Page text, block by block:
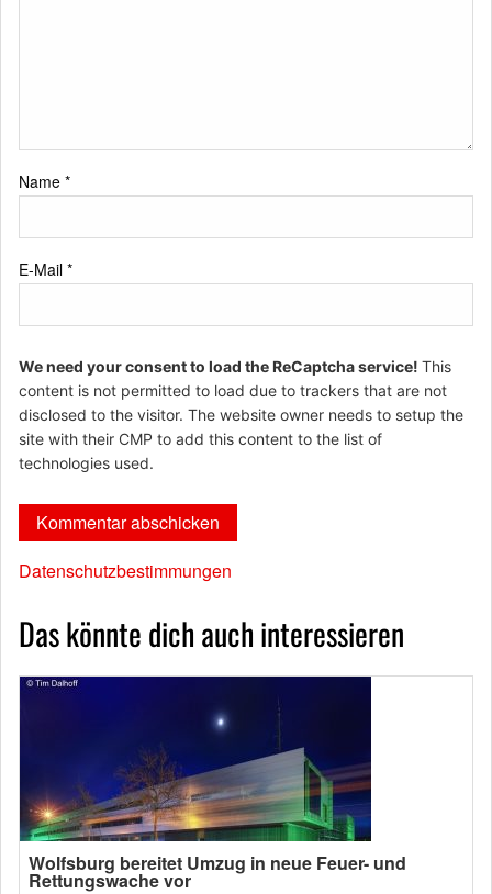
Name *
E-Mail *
We need your consent to load the ReCaptcha service! This
content is not permitted to load due to trackers that are not
disclosed to the visitor. The website owner needs to setup the
site with their CMP to add this content to the list of
technologies used.
Datenschutzbestimmungen
Das könnte dich auch interessieren
Wolfsburg bereitet Umzug in neue Feuer- und
Rettungswache vor